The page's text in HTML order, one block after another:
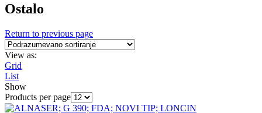
Ostalo
Return to previous page
View as:
Grid
List
Show
Products per page